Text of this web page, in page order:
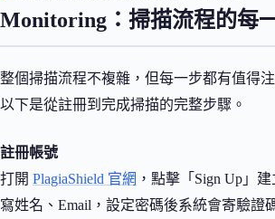
Monitoring：掃描流程的每
整個掃描流程不複雜，但每一步都有值得
以下是從註冊到完成掃描的完整步驟。
註冊帳號
打開 PlagiaShield 官網 ，點擊「Sign Up」
寫姓名、Email，設定密碼後系統會寄驗證